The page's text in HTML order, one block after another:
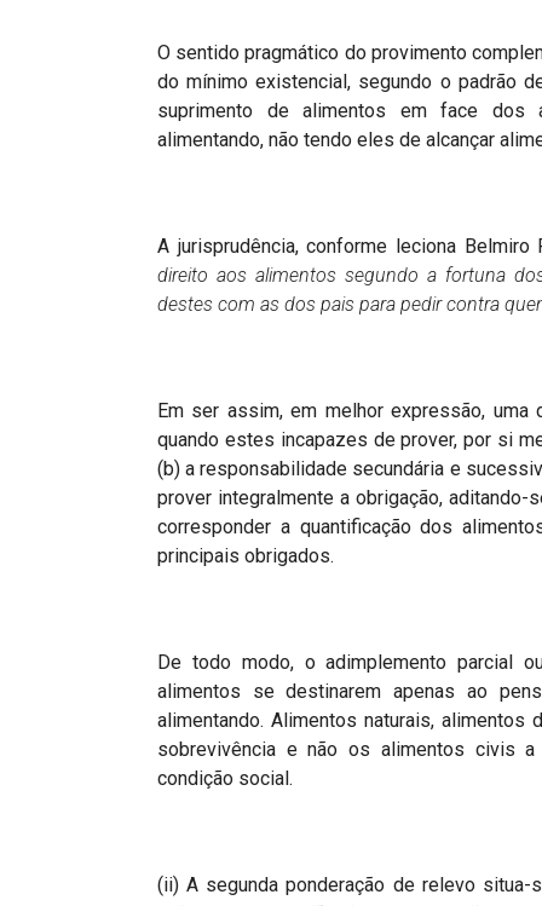
O sentido pragmático do provimento
do mínimo existencial, segundo o padrão
suprimento de alimentos em face dos
alimentando, não tendo eles de alcançar
A jurisprudência, conforme leciona
direito aos alimentos segundo a fortuna
destes com as dos pais para pedir contra
Em ser assim, em melhor expressão,
quando estes incapazes de prover, por si
(b) a responsabilidade secundária e
prover integralmente a obrigação,
corresponder a quantificação dos
principais obrigados.
De todo modo, o adimplemento parcial
alimentos se destinarem apenas ao
alimentando. Alimentos naturais,
sobrevivência e não os alimentos civis
condição social.
(ii) A segunda ponderação de relevo